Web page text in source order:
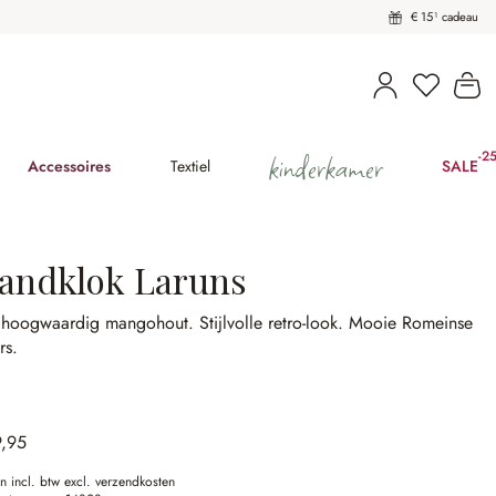
€ 15¹ cadeau
U heeft
Accessoires Textiel kinderkamer SALE-
Laruns
mangohout.Stijlvolle retro-look.Mooie Romeinse
incl. btw excl. verzendkosten